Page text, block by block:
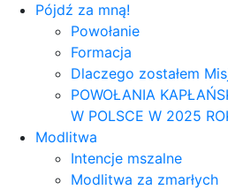
Pójdź za mną!
Powołanie
Formacja
Dlaczego zostałem
POWOŁANIA
W POLSCE W 2025
Modlitwa
Intencje mszalne
Modlitwa za zmarłych